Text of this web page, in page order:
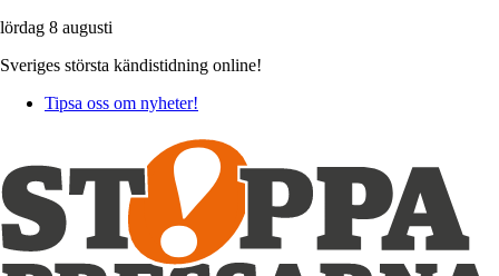
lördag 8 augusti
Sveriges största kändistidning online!
Tipsa oss om nyheter!